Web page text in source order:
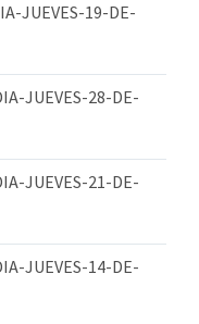
JUEVES-19-DE-
JUEVES-28-DE-
JUEVES-21-DE-
JUEVES-14-DE-